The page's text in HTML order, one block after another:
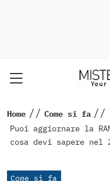
Home // Come si fa //
Puoi aggiornare la
cosa devi sapere nel
Come si fa